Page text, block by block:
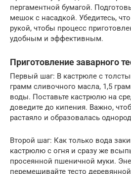
пергаментной бумагой.
мешок с насадкой. Убедитесь,
рукой, чтобы процесс
удобным и эффективным.
Приготовление заварного
Первый шаг: В кастрюле с
грамм сливочного масла, 1,5
воды. Поставьте кастрюлю на
доведите до кипения. Важно,
растаяло и образовалась
Второй шаг: Как только вода
кастрюлю с огня и сразу же
просеянной пшеничной муки.
перемешивайте тесто